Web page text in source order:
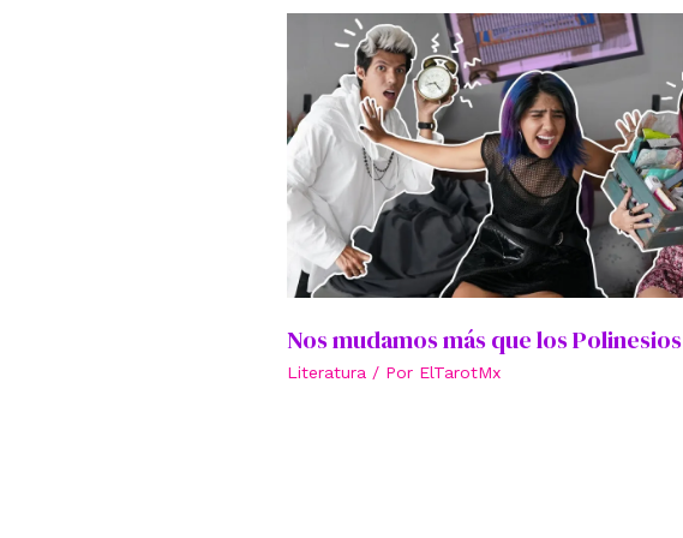
Nos mudamos más que los Polinesios
Literatura / Por ElTarotMx